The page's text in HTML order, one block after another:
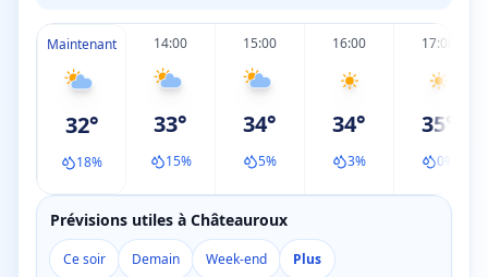
Maintenant
32°
18%
14:00
33°
15%
15:00
34°
5%
16:00
34°
3%
17:00
35°
0
Prévisions utiles à Châteauroux
Ce soir Demain Week-end Plus